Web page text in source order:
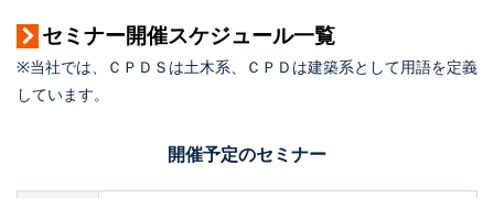
セミナー開催スケジュール一覧
※当社では、ＣＰＤＳは土木系、ＣＰＤは建築系として用語を定義
しています。
開催予定のセミナー